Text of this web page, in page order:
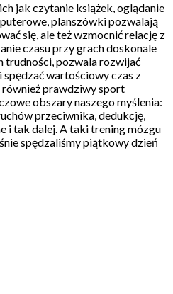
jak czytanie książek, oglądanie
planszówki pozwalają
się, ale też wzmocnić relację z
czasu przy grach doskonale
trudności, pozwala rozwijać
wartościowy czas z
prawdziwy sport
obszary naszego myślenia:
przeciwnika, dedukcję,
i tak dalej. A taki trening mózgu
spędzaliśmy piątkowy dzień